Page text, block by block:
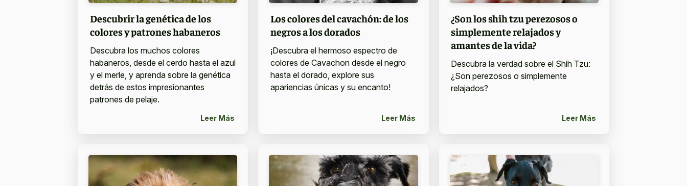
Descubrir la genética de los
colores y patrones habaneros
Descubra los muchos colores
habaneros, desde el cerdo hasta el azul
y el merle, y aprenda sobre la genética
detrás de estos impresionantes
patrones de pelaje.
Leer Más
Los colores del cavachón: de los
negros a los dorados
¡Descubra el hermoso espectro de
colores de Cavachon desde el negro
hasta el dorado, explore sus
apariencias únicas y su encanto!
Leer Más
¿Son los shih tzu perezosos o
simplemente relajados y
amantes de la vida?
Descubra la verdad sobre el Shih Tzu:
¿Son perezosos o simplemente
relajados?
Leer Más